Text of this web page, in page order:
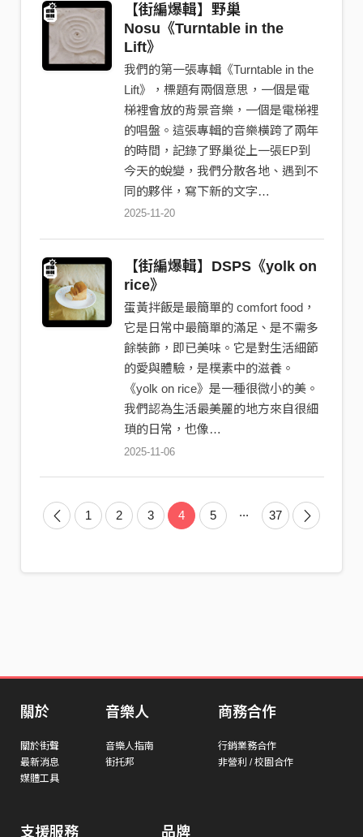
【街編爆輯】野巢
Nosu《Turntable in the
Lift》
我們的第一張專輯《Turntable in the
Lift》，標題有兩個意思，一個是電
梯裡會放的背景音樂，一個是電梯裡
的唱盤。這張專輯的音樂橫跨了兩年
的時間，記錄了野巢從上一張EP到
今天的蛻變，我們分散各地、遇到不
同的夥伴，寫下新的文字…
2025-11-20
【街編爆輯】​​DSPS《yolk on
rice》
蛋黃拌飯是最簡單的 comfort food，
它是日常中最簡單的滿足、是不需多
餘裝飾，即已美味。它是對生活細節
的愛與體驗，是樸素中的滋養。 󠀠󠀠
《yolk on rice》是一種很微小的美。
我們認為生活最美麗的地方來自很細
瑣的日常，也像…
2025-11-06
1 2 3 4 5 ... 37
關於
關於街聲
最新消息
媒體工具
音樂人
音樂人指南
街托邦
商務合作
行銷業務合作
非營利 / 校園合作
支援服務 品牌